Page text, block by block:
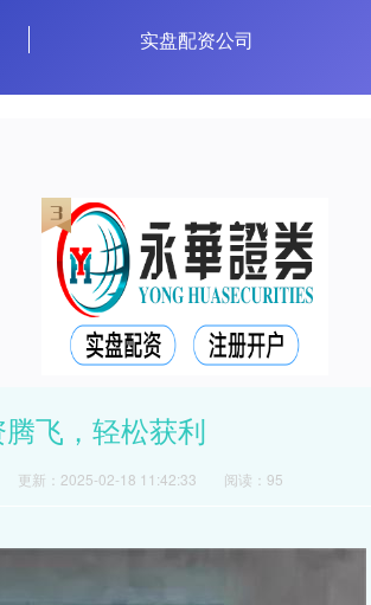
实盘配资公司
飞，轻松获利
更新：2025-02-18 11:42:33 阅读：95